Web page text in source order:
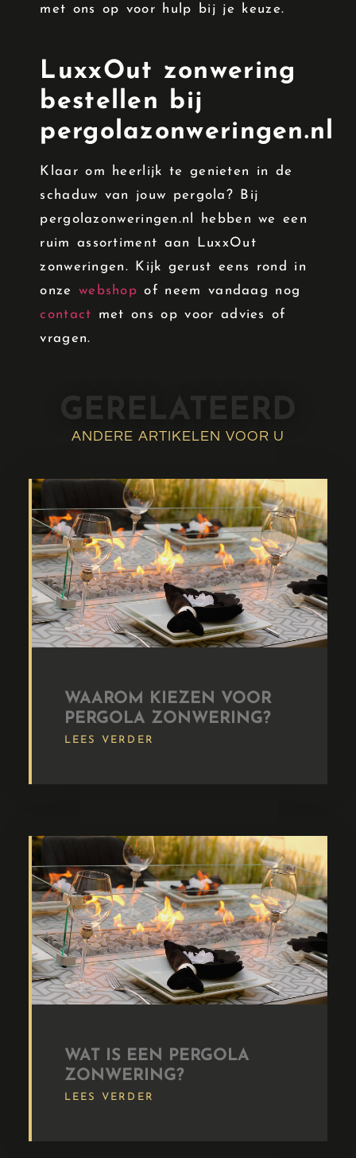
met ons op voor hulp bij je keuze.
LuxxOut zonwering
bestellen bij
pergolazonweringen.nl
Klaar om heerlijk te genieten in de
schaduw van jouw pergola? Bij
pergolazonweringen.nl hebben we een
ruim assortiment aan LuxxOut
zonweringen. Kijk gerust eens rond in
onze webshop of neem vandaag nog
contact met ons op voor advies of
vragen.
GERELATEERD
ANDERE ARTIKELEN VOOR U
WAAROM KIEZEN VOOR
PERGOLA ZONWERING?
LEES VERDER
WAT IS EEN PERGOLA
ZONWERING?
LEES VERDER